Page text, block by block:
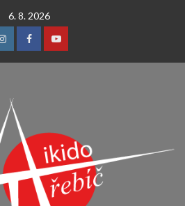
6. 8. 2026
InstagramFacebookYoutube